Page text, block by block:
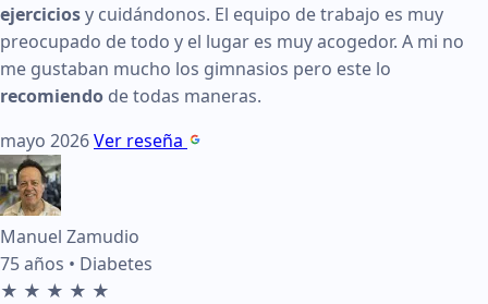
Edad:75 años
Condición tratada:Diabetes
Fecha:febrero 2026
Testimonio:
Ver en Google: Enlace a reseña de Manuel Zamudio
ejerciciosy cuidándonos. El equipo de trabajo es muy
preocupado de todo y el lugar es muy acogedor. A mi no
me gustaban mucho los gimnasios pero este lo
recomiendo de todas maneras.
mayo 2026Ver reseña
Manuel Zamudio
75 años • Diabetes
★ ★ ★ ★ ★